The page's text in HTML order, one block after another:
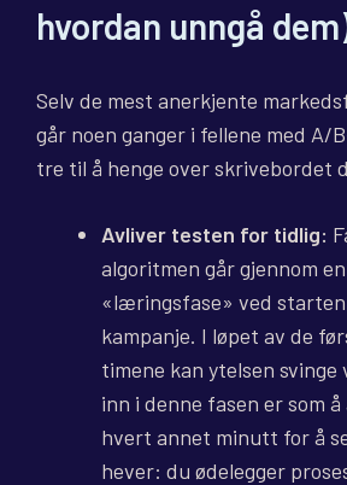
hvordan unngå
Selv de mest anerkjente
går noen ganger i fellene med A/
tre til å henge over skrivebordet
Avliver testen for tidlig:
algoritmen går gjennom
«læringsfase» ved
kampanje. I løpet av de
timene kan ytelsen svinge
inn i denne fasen er som
hvert annet minutt for å
hever: du ødelegger